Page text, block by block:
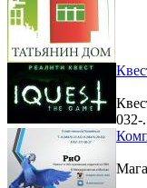
032-